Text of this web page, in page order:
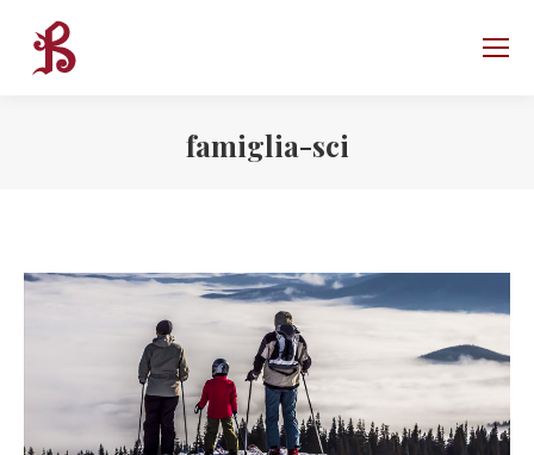
famiglia-sci